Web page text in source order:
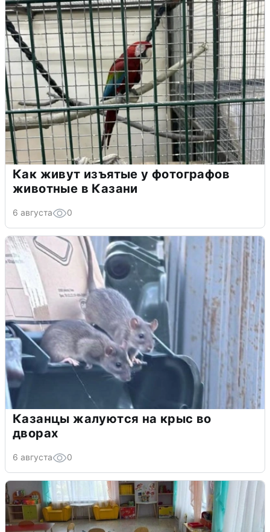
Как живут изъятые у фотографов
животные в Казани
6 августа 0
Казанцы жалуются на крыс во
дворах
6 августа 0